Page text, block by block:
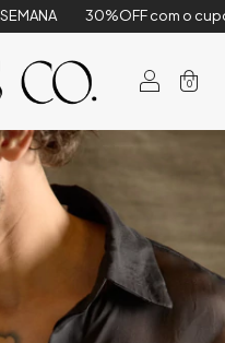
30%OFF com o cupom 30off -
0